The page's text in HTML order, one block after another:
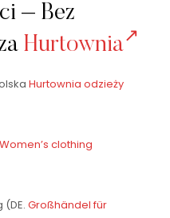
– Bez
Hurtownia
Hurtownia odzieży
Women’s clothing
Großhändel für